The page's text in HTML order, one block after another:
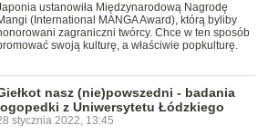
ustanowiła Międzynarodową Nagrodę
(International MANGA Award), którą byliby
zagraniczni twórcy. Chce w ten sposób
swoją kulturę, a właściwie popkulturę.
nasz (nie)powszedni - badania
z Uniwersytetu Łódzkiego
stycznia 2022, 13:45